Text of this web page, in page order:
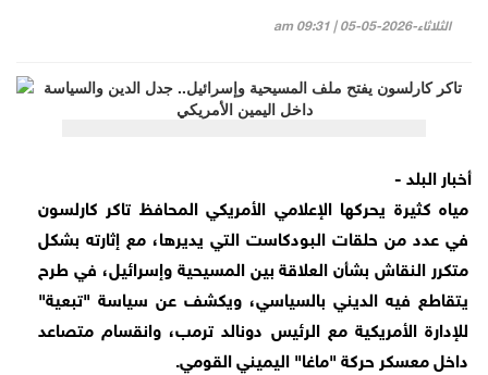
الثلاثاء-2026-05-05 | 09:31 am
أخبار البلد -
مياه كثيرة يحركها الإعلامي الأمريكي المحافظ تاكر كارلسون
في عدد من حلقات البودكاست التي يديرها، مع إثارته بشكل
متكرر النقاش بشأن العلاقة بين المسيحية وإسرائيل، في طرح
يتقاطع فيه الديني بالسياسي، ويكشف عن سياسة "تبعية"
للإدارة الأمريكية مع الرئيس دونالد ترمب، وانقسام متصاعد
داخل معسكر حركة "ماغا" اليميني القومي.